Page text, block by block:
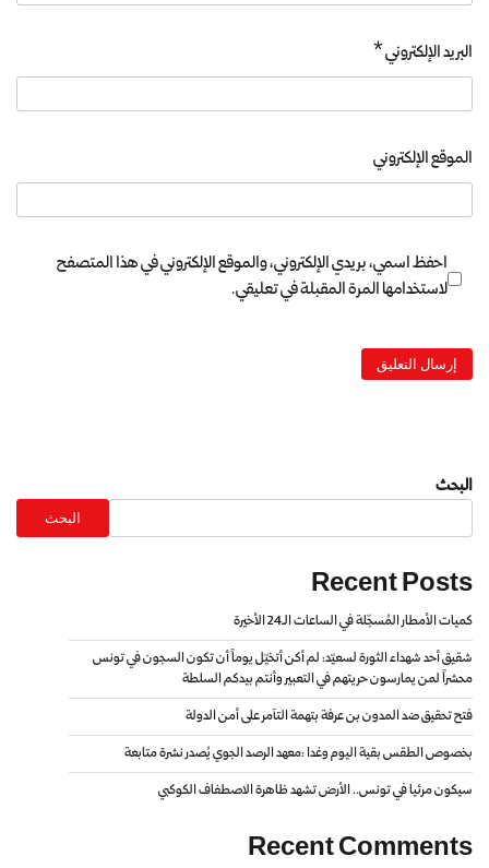
البريد الإلكتروني*
الموقع الإلكتروني
احفظ اسمي، بريدي الإلكتروني، والموقع الإلكتروني في هذا المتصفح
لاستخدامها المرة المقبلة في تعليقي.
البحث
البحث
Recent Posts
كميات الأمطار المُسجّلة في الساعات الـ24 الأخيرة
شقيق أحد شهداء الثورة لسعيّد: لم أكن أتخيّل يوماً أن تكون السجون في تونس
محشراً لمن يمارسون حريتهم في التعبير وأنتم بيدكم السلطة
فتح تحقيق ضد المدون بن عرفة بتهمة التآمر على أمن الدولة
بخصوص الطقس بقية اليوم وغدا :معهد الرصد الجوي يُصدر نشرة متابعة
سيكون مرئيا في تونس.. الأرض تشهد ظاهرة الاصطفاف الكوكبي
Recent Comments